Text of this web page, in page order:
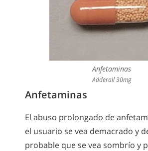
Anfetaminas
Adderall 30mg
Anfetaminas
El abuso prolongado de
el usuario se vea demacrado y
probable que se vea sombrío y